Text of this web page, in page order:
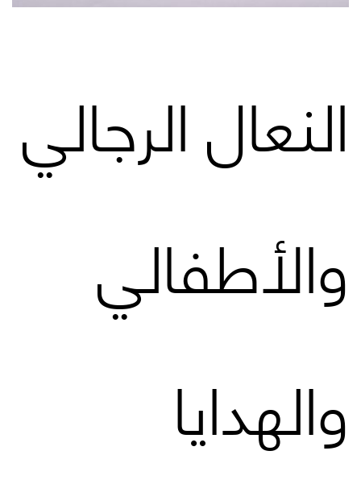
النعال الرجالي
والأطفالي
والهدايا